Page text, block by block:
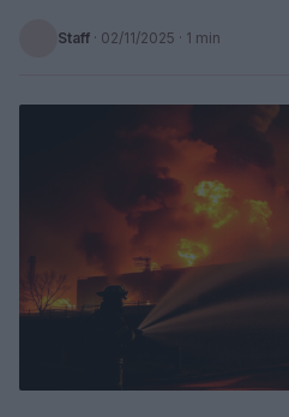
Staff · 02/11/2025 · 1 min